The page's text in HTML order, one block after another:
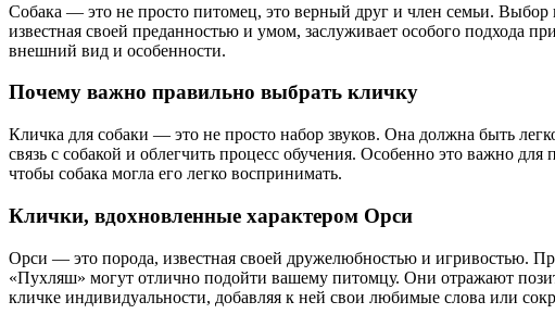
Собака — это не просто питомец, это верный друг и член семьи.
известная своей преданностью и умом, заслуживает особого подхода
внешний вид и особенности.
Почему важно правильно выбрать кличку
Кличка для собаки — это не просто набор звуков. Она должна быть
связь с собакой и облегчить процесс обучения. Особенно это важно
чтобы собака могла его легко воспринимать.
Клички, вдохновленные характером Орси
Орси — это порода, известная своей дружелюбностью и игривостью.
«Пухляш» могут отлично подойти вашему питомцу. Они отражают
кличке индивидуальности, добавляя к ней свои любимые слова или